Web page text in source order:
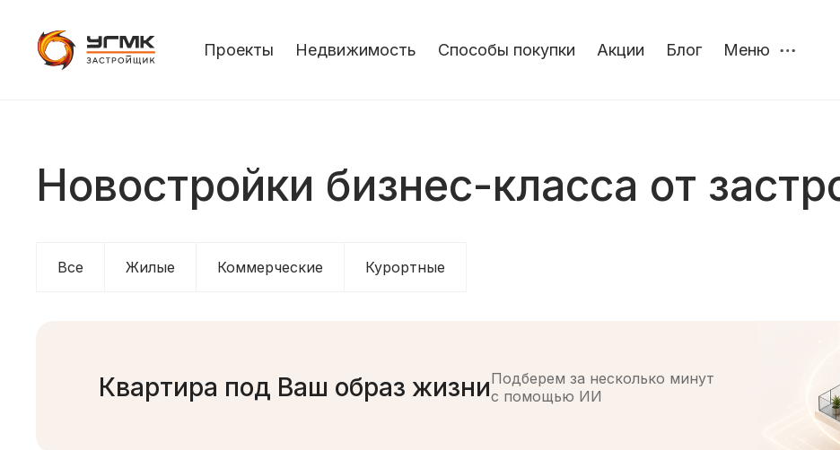
Проекты Недвижимость Способы покупки Акции Блог Меню
Новостройки бизнес-класса от
Все Жилые Коммерческие Курортные
Квартира под Ваш образ жизниПодберем за несколько минут
с помощью ИИ